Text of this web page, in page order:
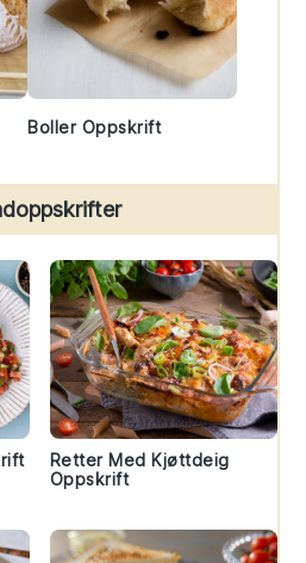
Boller Oppskrift
Retter Med Kjøttdeig
Oppskrift